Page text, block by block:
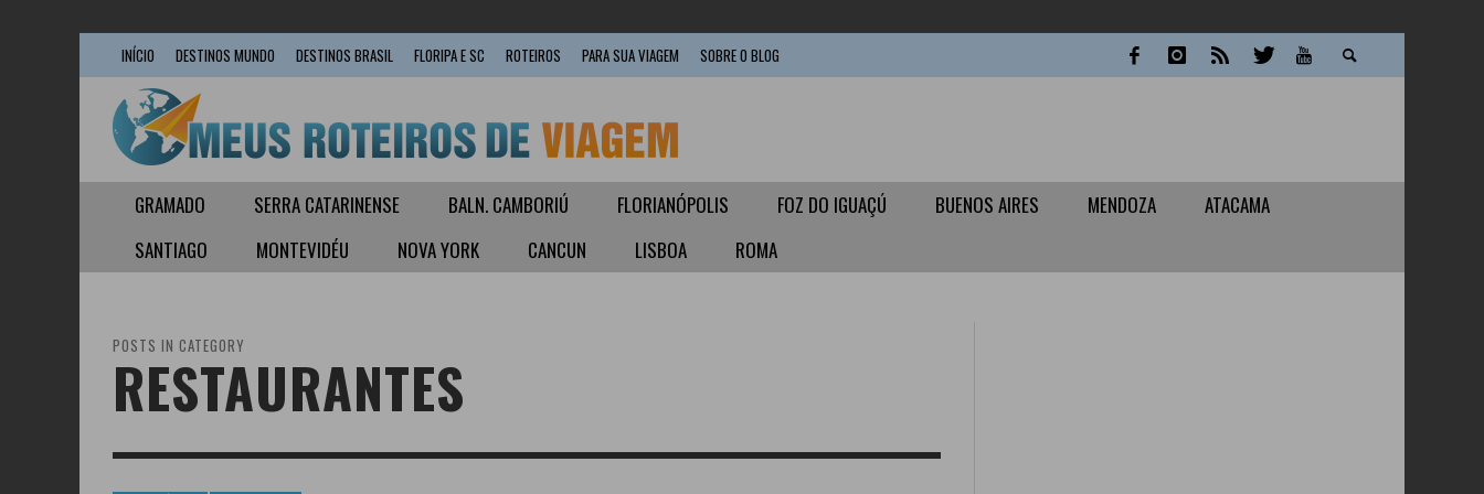
INÍCIO DESTINOS MUNDO DESTINOS BRASIL FLORIPA E SC ROTEIROS PARA SUA VIAGEM SOBRE O BLOG
GRAMADO SERRA CATARINENSE BALN. CAMBORIÚ FLORIANÓPOLIS FOZ DO IGUAÇÚ BUENOS AIRES MENDOZA ATACAMA
SANTIAGO MONTEVIDÉU NOVA YORK CANCUN LISBOA ROMA
POSTS IN CATEGORY
RESTAURANTES